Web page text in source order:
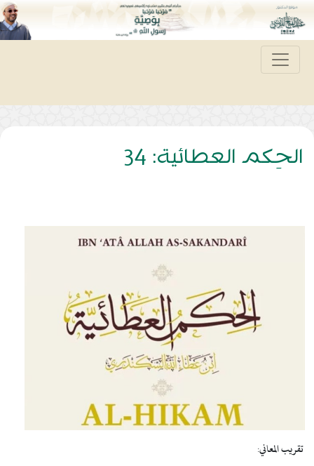
الحِكم العطائية: 34
تقريب المعاني: